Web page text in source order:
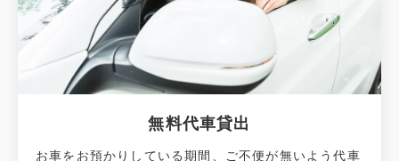
無料代車貸出
お車をお預かりしている期間、ご不便が無いよう代車